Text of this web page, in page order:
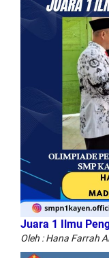
Juara 1 Ilmu
Oleh : Hana Farrah